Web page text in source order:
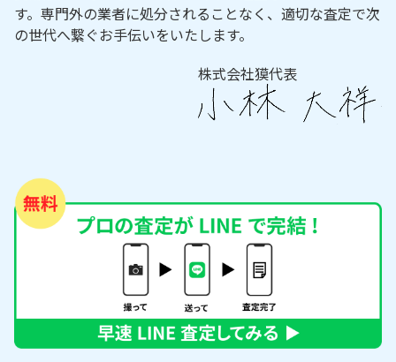
す。専門外の業者に処分されることなく、適切な査定で次
の世代へ繋ぐお手伝いをいたします。
株式会社獏代表